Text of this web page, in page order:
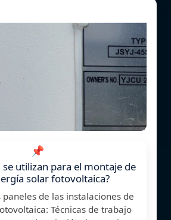
📌
se utilizan para el montaje de
solar fotovoltaica?
de las instalaciones de
Técnicas de trabajo